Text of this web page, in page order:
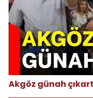
Akgöz günah